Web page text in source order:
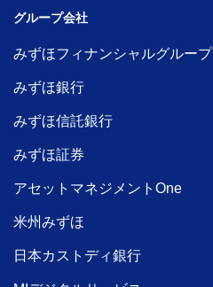
グループ会社
みずほフィナンシャルグループ
みずほ銀行
みずほ信託銀行
みずほ証券
アセットマネジメントOne
米州みずほ
日本カストディ銀行